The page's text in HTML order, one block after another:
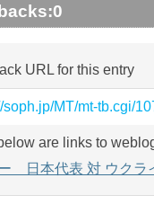
0
URL for this entry
soph.jp/MT/mt-tb.cgi/
are links to
日本代表 対 ウクラ